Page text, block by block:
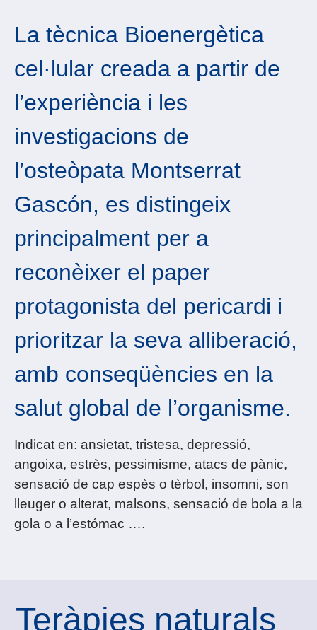
La tècnica Bioenergètica
cel·lular creada a partir de
l’experiència i les
investigacions de
l’osteòpata Montserrat
Gascón, es distingeix
principalment per a
reconèixer el paper
protagonista del pericardi i
prioritzar la seva alliberació,
amb conseqüències en la
salut global de l’organisme.
Indicat en: ansietat, tristesa, depressió,
angoixa, estrès, pessimisme, atacs de pànic,
sensació de cap espès o tèrbol, insomni, son
lleuger o alterat, malsons, sensació de bola a la
gola o a l’estómac ….
Teràpies naturals